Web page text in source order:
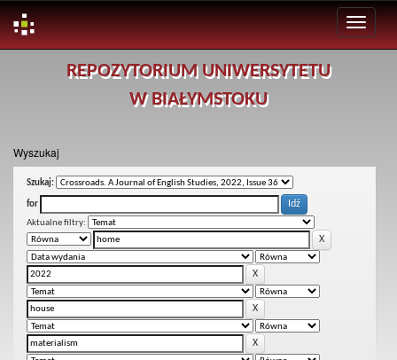
REPOZYTORIUM UNIWERSYTETU
W BIAŁYMSTOKU
Wyszukaj
Szukaj:
for
Aktualne filtry: